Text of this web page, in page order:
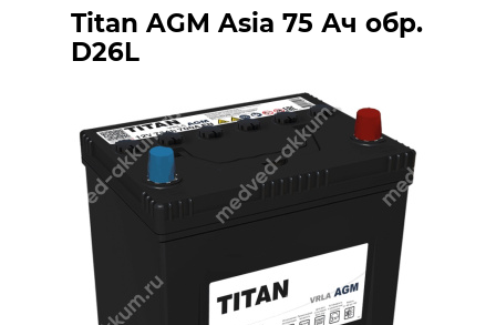
Titan AGM Asia 75 Ач обр.
D26L